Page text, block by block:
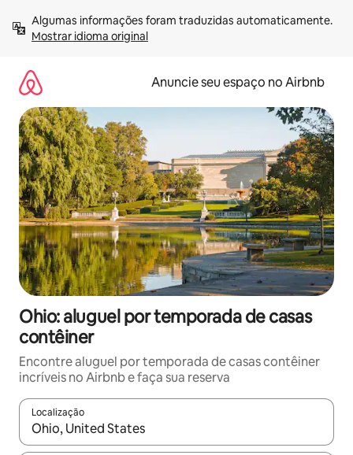
para
Mostrar idioma original
Anuncie seu espaço no Airbnb
Ohio: aluguel por temporada de casas
contêiner
Encontre aluguel por temporada de casas contêiner
incríveis no Airbnb e faça sua reserva
Localização
Quando os resultados estiverem disponíveis, explore-os